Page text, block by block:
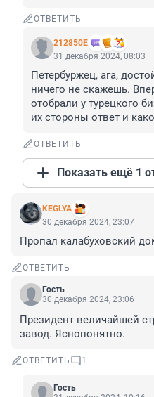
ОТВЕТИТЬ
212850Е
31 декабря 2024, 08:03
Пeтербуржец, ага,
ничего не скажешь.
отобрали у турецкого
их стороны ответ и
ОТВЕТИТЬ
Показать ещё 1
KEGLYA
30 декабря 2024, 23:07
Пропал калабуховский
ОТВЕТИТЬ
Гость
30 декабря 2024, 23:06
Президент величайшей
завод. Яснопонятно.
ОТВЕТИТЬ 1
Гость